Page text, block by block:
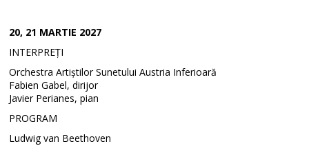
20, 21 MARTIE 2027
INTERPREȚI
Orchestra Artiștilor Sunetului Austria Inferioară
Fabien Gabel, dirijor
Javier Perianes, pian
PROGRAM
Ludwig van Beethoven